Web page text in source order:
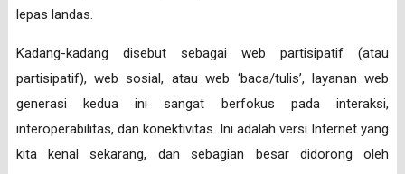
lepas landas.
Kadang-kadang disebut sebagai web partisipatif (atau
partisipatif), web sosial, atau web ‘baca/tulis’, layanan web
generasi kedua ini sangat berfokus pada interaksi,
interoperabilitas, dan konektivitas. Ini adalah versi Internet yang
kita kenal sekarang, dan sebagian besar didorong oleh